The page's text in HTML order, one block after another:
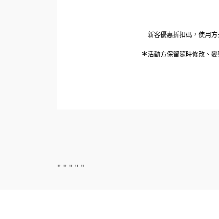
新客優惠折扣碼，使用
＊活動方保留隨時修改、
" " " " "